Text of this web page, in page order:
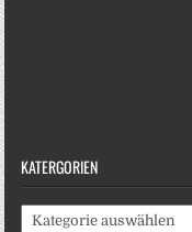
KATERGORIEN
Katergorien